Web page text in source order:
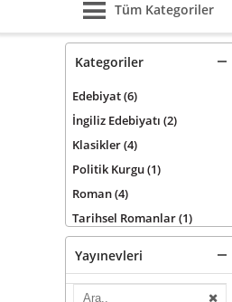
Tüm Kategoriler
Kategoriler
Edebiyat(6)
İngiliz Edebiyatı (2)
Klasikler(4)
Politik Kurgu(1)
Roman(4)
Tarihsel Romanlar(1)
Yayınevleri